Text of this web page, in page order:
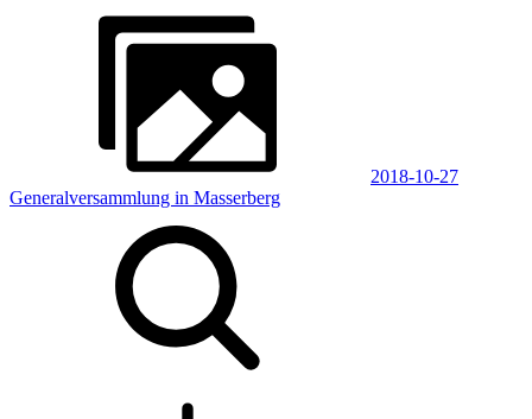
2018-10-27
Generalversammlung in Masserberg